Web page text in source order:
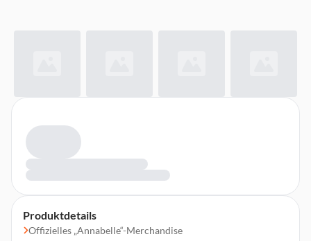
Produktdetails
Offizielles „Annabelle“-Merchandise